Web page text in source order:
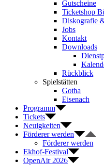
Gutscheine
Ticketshop
Diskografie
Jobs
Kontakt
Downloads
Rückblick
Spielstätten
Gotha
Eisenach
Programm
Tickets
Neuigkeiten
Förderer werden
Förderer werden
Ekhof-Festival
OpenAir 2026